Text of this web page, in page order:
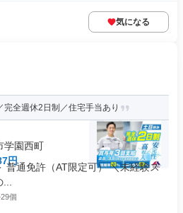
気になる
全週休2日制／住宅手当あり
学園西町
円
普通免許（AT限定可） ＼未経験ス
個